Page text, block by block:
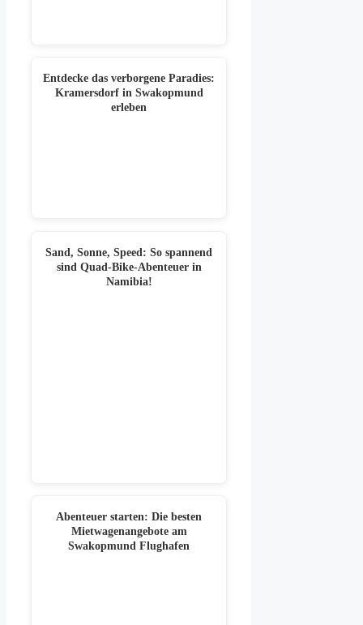
Entdecke das verborgene Paradies:
Kramersdorf in Swakopmund
erleben
Sand, Sonne, Speed: So spannend
sind Quad-Bike-Abenteuer in
Namibia!
Abenteuer starten: Die besten
Mietwagenangebote am
Swakopmund Flughafen